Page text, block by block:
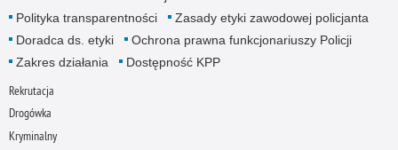
Polityka transparentności
Zasady etyki zawodowej policjanta
Doradca ds. etyki
Ochrona prawna funkcjonariuszy Policji
Zakres działania
Dostępność KPP
Rekrutacja
Drogówka
Kryminalny